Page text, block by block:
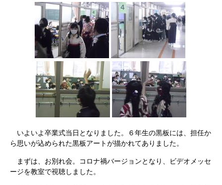
いよいよ卒業式当日となりました。６年生の黒板には、担任か
ら思いが込められた黒板アートが描かれてありました。
まずは、お別れ会。コロナ禍バージョンとなり、ビデオメッセ
ージを教室で視聴しました。